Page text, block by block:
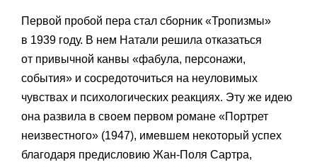
Первой пробой пера стал сборник «Тропизмы»
в 1939 году. В нем Натали решила отказаться
от привычной канвы «фабула, персонажи,
события» и сосредоточиться на неуловимых
чувствах и психологических реакциях. Эту же идею
она развила в своем первом романе «Портрет
неизвестного» (1947), имевшем некоторый успех
благодаря предисловию Жан-Поля Сартра,